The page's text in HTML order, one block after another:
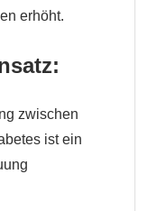
erhöht.
zwischen
ist ein